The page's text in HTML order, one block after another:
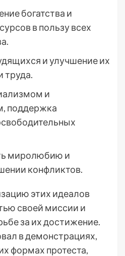
богатства и
в пользу всех
и улучшение их
труда.
и
поддержка
миролюбию и
конфликтов.
этих идеалов
своей миссии и
за их достижение.
в демонстрациях,
формах протеста,